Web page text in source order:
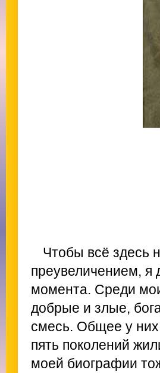
Чтобы всё здесь
преувеличением, я
момента. Среди
добрые и злые,
смесь. Общее у
пять поколений
моей биографии